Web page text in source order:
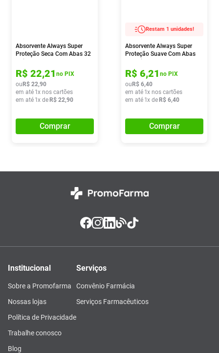
Absorvente Always Super
Proteção Seca Com Abas 32
R$ 22,21 no PIX
ou R$ 22,90
em até 1x nos cartões
em até 1x de R$ 22,90
Comprar
Restam 1 unidades!
Absorvente Always Super
Proteção Suave Com Abas
R$ 6,21 no PIX
ou R$ 6,40
em até 1x nos cartões
em até 1x de R$ 6,40
Comprar
Institucional
Sobre a Promofarma
Nossas lojas
Política de Privacidade
Trabalhe conosco
Blog
Serviços
Convênio Farmácia
Serviços Farmacêuticos